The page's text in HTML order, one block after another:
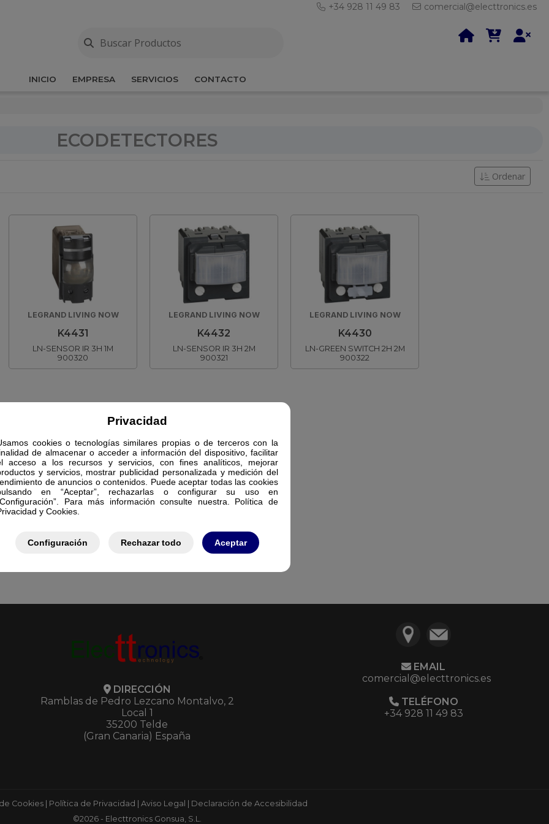
Privacidad
cookies o tecnologías similares propias o de terceros con la
de almacenar o acceder a información del dispositivo, facilitar
acceso a los recursos y servicios, con fines analíticos, mejorar
y servicios, mostrar publicidad personalizada y medición del
de anuncios o contenidos. Puede aceptar todas las cookies
en “Aceptar”, rechazarlas o configurar su uso en
Para más información consulte nuestra. Política de
y Cookies.
Configuración Rechazar todo Aceptar
+34 928 11 49 83 comercial@electtronics.es
INICIO EMPRESA SERVICIOS CONTACTO
ECODETECTORES
Ordenar
LEGRAND LIVING NOW
K4431
LN-SENSOR IR 3H 1M
900320
LEGRAND LIVING NOW
K4432
LN-SENSOR IR 3H 2M
900321
LEGRAND LIVING NOW
K4430
LN-GREEN SWITCH 2H 2M
900322
DIRECCIÓN
Ramblas de Pedro Lezcano Montalvo, 2
Local 1
35200 Telde
(Gran Canaria) España
EMAIL
comercial@electtronics.es
TELÉFONO
+34 928 11 49 83
Cookies| Política de Privacidad Aviso Legal
Declaración de Accesibilidad
©2026 - Electtronics Gonsua, S.L.